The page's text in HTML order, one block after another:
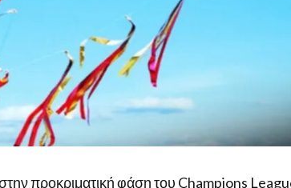
προκριματική φάση του Champions